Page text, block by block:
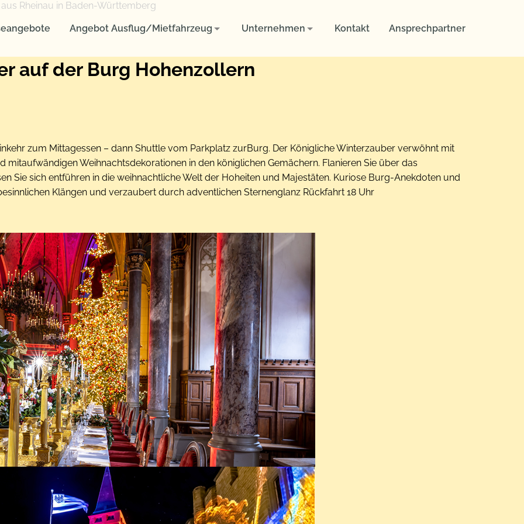
Angebot Ausflug/Mietfahrzeug Unternehmen Kontakt Ansprechpartner
auf der Burg Hohenzollern
zum Mittagessen – dann Shuttle vom Parkplatz zurBurg. Der Königliche Winterzauber verwöhnt mit
mitaufwändigen Weihnachtsdekorationen in den königlichen Gemächern. Flanieren Sie über das
Sie sich entführen in die weihnachtliche Welt der Hoheiten und Majestäten. Kuriose Burg-Anekdoten und
Klängen und verzaubert durch adventlichen Sternenglanz Rückfahrt 18 Uhr
Angebot Ausflug/Mietfahrzeug
Ausflug oder Studienfahrten für Schulklassen und Studenten
Unternehmen
Fuhrpark
AGB
Datenschutzerklärung